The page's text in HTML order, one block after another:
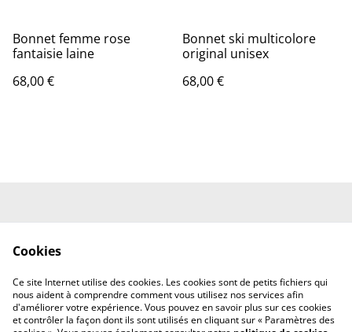
Bonnet femme rose
fantaisie laine
68,00 €
Bonnet ski multicolore
original unisex
68,00 €
Contactez-nous Conditions
Politique de
confidentialité
Politique de cookies
Cookies
Ce site Internet utilise des cookies. Les cookies sont de petits fichiers qui
nous aident à comprendre comment vous utilisez nos services afin
d'améliorer votre expérience. Vous pouvez en savoir plus sur ces cookies
et contrôler la façon dont ils sont utilisés en cliquant sur « Paramètres des